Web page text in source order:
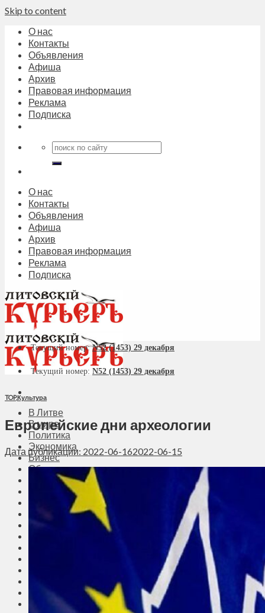
Skip to content
О нас
Контакты
Объявления
Афиша
Архив
Правовая информация
Реклама
Подписка
О нас
Контакты
Объявления
Афиша
Архив
Правовая информация
Реклама
Подписка
В Литве
В мире
Политика
Экономика
Бизнес
Общество
Мнения
Вильнюс
Висагинас
Регионы
Сейм Литвы
Культура
Текущий номер:N52 (1453) 29 декабря
Текущий номер: N52 (1453) 29 декабря
TOP,Культура
Европейские дни археологии
Дата публикации: 2022-06-162022-06-15